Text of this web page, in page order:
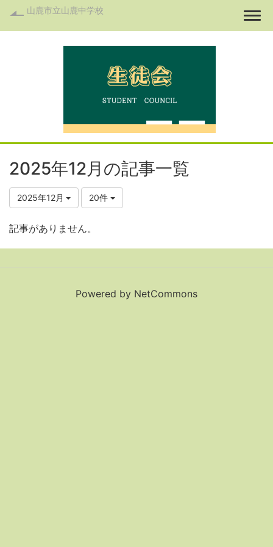
山鹿市立山鹿中学校
2025年12月の記事一覧
2025年12月 20件
記事がありません。
Powered by NetCommons